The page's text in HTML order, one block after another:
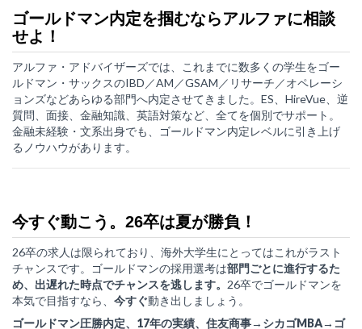
ゴールドマン内定を掴むならアルファに相談
せよ！
アルファ・アドバイザーズでは、これまでに数多くの学生をゴー
ルドマン・サックスのIBD／AM／GSAM／リサーチ／オペレーシ
ョンズなどあらゆる部門へ内定させてきました。ES、HireVue、逆
質問、面接、金融知識、英語対策など、全てを個別でサポート。
金融未経験・文系出身でも、ゴールドマン内定レベルに引き上げ
るノウハウがあります。
今すぐ動こう。26卒は夏が勝負！
26卒の求人は限られており、海外大学生にとってはこれがラスト
チャンスです。ゴールドマンの採用選考は部門ごとに進行するた
め、出遅れた時点でチャンスを逃します。 26卒でゴールドマンを
本気で目指すなら、 今すぐ動き出しましょう。
ゴールドマン圧勝内定、17年の実績、住友商事→シカゴMBA→ゴ